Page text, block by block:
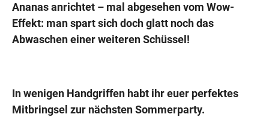
Ananas anrichtet – mal abgesehen vom Wow-
Effekt: man spart sich doch glatt noch das
Abwaschen einer weiteren Schüssel!
In wenigen Handgriffen habt ihr euer perfektes
Mitbringsel zur nächsten Sommerparty.